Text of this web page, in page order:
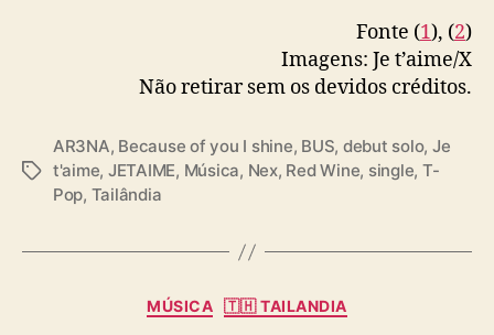
Fonte (1), (2)
Imagens: Je t’aime/X
Não retirar sem os devidos créditos.
T
AR3NA, Because of you I shine, BUS, debut solo, Je
t'aime, JETAIME, Música, Nex, Red Wine, single, T-
Pop, Tailândia
C
MÚSICA 🇹🇭 TAILANDIA